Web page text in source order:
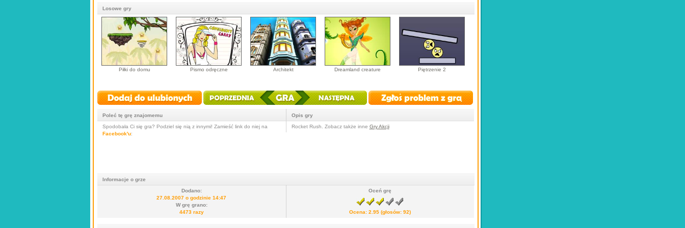
Losowe gry
Piłki do domu Pismo odręczne Architekt Dreamland creature Piętrzenie 2
Poleć tę grę znajomemu
Spodobała Ci się gra? Podziel się nią z innymi! Zamieść link do niej na
Facebook'u:
Opis gry
Rocket Rush. Zobacz także inne Gry Akcji
Informacje o grze
Dodano:
27.08.2007 o godzinie 14:47
W grę grano:
4473 razy
Oceń grę
Ocena: 2.95 (głosów: 92)